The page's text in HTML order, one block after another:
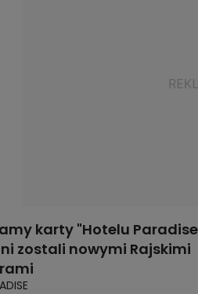
karty "Hotelu Paradise
zostali nowymi Rajskimi